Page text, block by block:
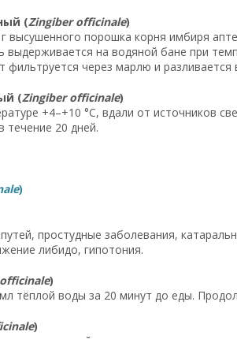
(Zingiber officinale)
высушенного порошка корня имбиря
на водяной бане при
фильтруется через марлю и
(Zingiber officinale)
+4–+10 °C, вдали от источников
течение 20 дней.
)
простудные заболевания,
либидо, гипотония.
)
тёплой воды за 20 минут до еды.
)